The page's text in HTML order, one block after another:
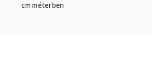
cm méterben